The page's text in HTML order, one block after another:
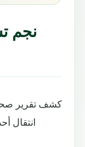
نجم
كشف تقرير
انتقال